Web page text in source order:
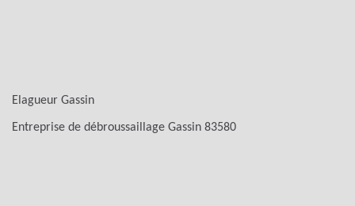
Elagueur Gassin
Entreprise de débroussaillage Gassin 83580